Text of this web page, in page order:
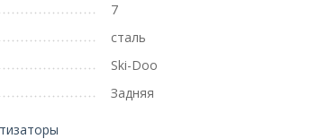
7
сталь
Ski-Doo
Задняя